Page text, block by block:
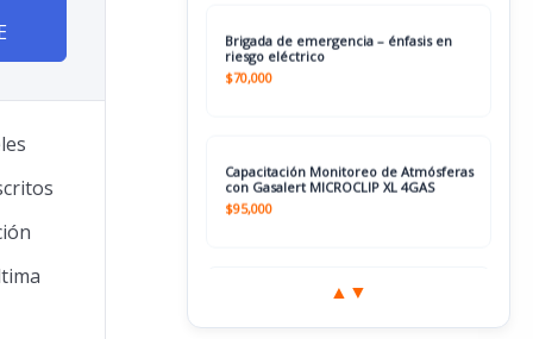
Capacitación Monitoreo de Atmósferas
con Gasalert MICROCLIP XL 4GAS
LEL/O2/H2S/CO
Capacitación en manejo de
alturas teórico – Practico en centro de
▲ ▼